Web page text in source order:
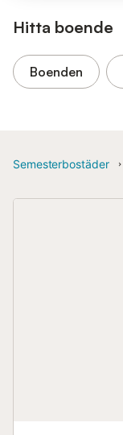
Hitta boende
Boenden
Semesterbostäder